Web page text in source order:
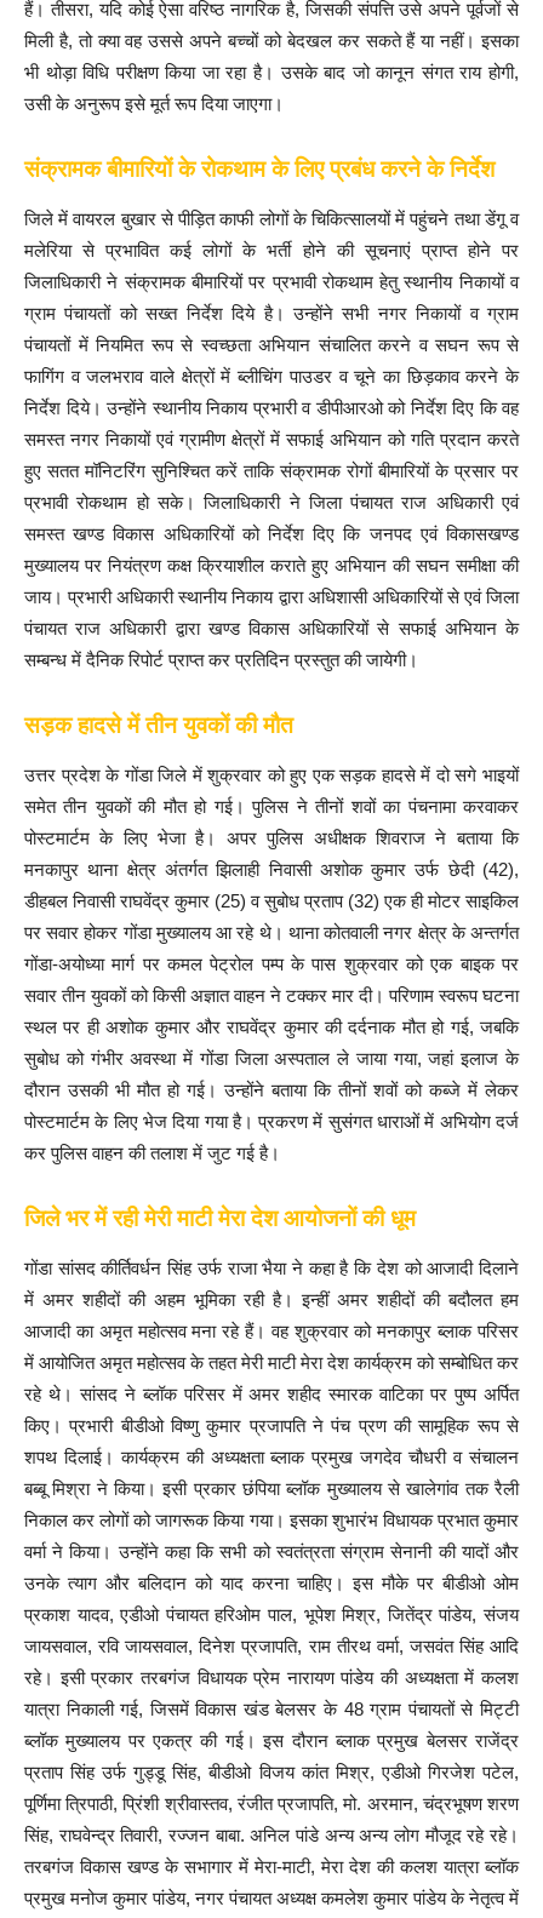
हैं। तीसरा, यदि कोई ऐसा वरिष्ठ नागरिक है, जिसकी संपत्ति उसे अपने पूर्वजों से
मिली है, तो क्या वह उससे अपने बच्चों को बेदखल कर सकते हैं या नहीं। इसका
भी थोड़ा विधि परीक्षण किया जा रहा है। उसके बाद जो कानून संगत राय होगी,
उसी के अनुरूप इसे मूर्त रूप दिया जाएगा।
संक्रामक बीमारियों के रोकथाम के लिए प्रबंध करने के निर्देश
जिले में वायरल बुखार से पीड़ित काफी लोगों के चिकित्सालयों में पहुंचने तथा डेंगू व
मलेरिया से प्रभावित कई लोगों के भर्ती होने की सूचनाएं प्राप्त होने पर
जिलाधिकारी ने संक्रामक बीमारियों पर प्रभावी रोकथाम हेतु स्थानीय निकायों व
ग्राम पंचायतों को सख्त निर्देश दिये है। उन्होंने सभी नगर निकायों व ग्राम
पंचायतों में नियमित रूप से स्वच्छता अभियान संचालित करने व सघन रूप से
फागिंग व जलभराव वाले क्षेत्रों में ब्लीचिंग पाउडर व चूने का छिड़काव करने के
निर्देश दिये। उन्होंने स्थानीय निकाय प्रभारी व डीपीआरओ को निर्देश दिए कि वह
समस्त नगर निकायों एवं ग्रामीण क्षेत्रों में सफाई अभियान को गति प्रदान करते
हुए सतत मॉनिटरिंग सुनिश्चित करें ताकि संक्रामक रोगों बीमारियों के प्रसार पर
प्रभावी रोकथाम हो सके। जिलाधिकारी ने जिला पंचायत राज अधिकारी एवं
समस्त खण्ड विकास अधिकारियों को निर्देश दिए कि जनपद एवं विकासखण्ड
मुख्यालय पर नियंत्रण कक्ष क्रियाशील कराते हुए अभियान की सघन समीक्षा की
जाय। प्रभारी अधिकारी स्थानीय निकाय द्वारा अधिशासी अधिकारियों से एवं जिला
पंचायत राज अधिकारी द्वारा खण्ड विकास अधिकारियों से सफाई अभियान के
सम्बन्ध में दैनिक रिपोर्ट प्राप्त कर प्रतिदिन प्रस्तुत की जायेगी।
सड़क हादसे में तीन युवकों की मौत
उत्तर प्रदेश के गोंडा जिले में शुक्रवार को हुए एक सड़क हादसे में दो सगे भाइयों
समेत तीन युवकों की मौत हो गई। पुलिस ने तीनों शवों का पंचनामा करवाकर
पोस्टमार्टम के लिए भेजा है। अपर पुलिस अधीक्षक शिवराज ने बताया कि
मनकापुर थाना क्षेत्र अंतर्गत झिलाही निवासी अशोक कुमार उर्फ छेदी (42),
डीहबल निवासी राघवेंद्र कुमार (25) व सुबोध प्रताप (32) एक ही मोटर साइकिल
पर सवार होकर गोंडा मुख्यालय आ रहे थे। थाना कोतवाली नगर क्षेत्र के अन्तर्गत
गोंडा-अयोध्या मार्ग पर कमल पेट्रोल पम्प के पास शुक्रवार को एक बाइक पर
सवार तीन युवकों को किसी अज्ञात वाहन ने टक्कर मार दी। परिणाम स्वरूप घटना
स्थल पर ही अशोक कुमार और राघवेंद्र कुमार की दर्दनाक मौत हो गई, जबकि
सुबोध को गंभीर अवस्था में गोंडा जिला अस्पताल ले जाया गया, जहां इलाज के
दौरान उसकी भी मौत हो गई। उन्होंने बताया कि तीनों शवों को कब्जे में लेकर
पोस्टमार्टम के लिए भेज दिया गया है। प्रकरण में सुसंगत धाराओं में अभियोग दर्ज
कर पुलिस वाहन की तलाश में जुट गई है।
जिले भर में रही मेरी माटी मेरा देश आयोजनों की धूम
गोंडा सांसद कीर्तिवर्धन सिंह उर्फ राजा भैया ने कहा है कि देश को आजादी दिलाने
में अमर शहीदों की अहम भूमिका रही है। इन्हीं अमर शहीदों की बदौलत हम
आजादी का अमृत महोत्सव मना रहे हैं। वह शुक्रवार को मनकापुर ब्लाक परिसर
में आयोजित अमृत महोत्सव के तहत मेरी माटी मेरा देश कार्यक्रम को सम्बोधित कर
रहे थे। सांसद ने ब्लॉक परिसर में अमर शहीद स्मारक वाटिका पर पुष्प अर्पित
किए। प्रभारी बीडीओ विष्णु कुमार प्रजापति ने पंच प्रण की सामूहिक रूप से
शपथ दिलाई। कार्यक्रम की अध्यक्षता ब्लाक प्रमुख जगदेव चौधरी व संचालन
बब्बू मिश्रा ने किया। इसी प्रकार छंपिया ब्लॉक मुख्यालय से खालेगांव तक रैली
निकाल कर लोगों को जागरूक किया गया। इसका शुभारंभ विधायक प्रभात कुमार
वर्मा ने किया। उन्होंने कहा कि सभी को स्वतंत्रता संग्राम सेनानी की यादों और
उनके त्याग और बलिदान को याद करना चाहिए। इस मौके पर बीडीओ ओम
प्रकाश यादव, एडीओ पंचायत हरिओम पाल, भूपेश मिश्र, जितेंद्र पांडेय, संजय
जायसवाल, रवि जायसवाल, दिनेश प्रजापति, राम तीरथ वर्मा, जसवंत सिंह आदि
रहे। इसी प्रकार तरबगंज विधायक प्रेम नारायण पांडेय की अध्यक्षता में कलश
यात्रा निकाली गई, जिसमें विकास खंड बेलसर के 48 ग्राम पंचायतों से मिट्टी
ब्लॉक मुख्यालय पर एकत्र की गई। इस दौरान ब्लाक प्रमुख बेलसर राजेंद्र
प्रताप सिंह उर्फ गुड्डू सिंह, बीडीओ विजय कांत मिश्र, एडीओ गिरजेश पटेल,
पूर्णिमा त्रिपाठी, प्रिंशी श्रीवास्तव, रंजीत प्रजापति, मो. अरमान, चंद्रभूषण शरण
सिंह, राघवेन्द्र तिवारी, रज्जन बाबा. अनिल पांडे अन्य अन्य लोग मौजूद रहे रहे।
तरबगंज विकास खण्ड के सभागार में मेरा-माटी, मेरा देश की कलश यात्रा ब्लॉक
प्रमुख मनोज कुमार पांडेय, नगर पंचायत अध्यक्ष कमलेश कुमार पांडेय के नेतृत्व में